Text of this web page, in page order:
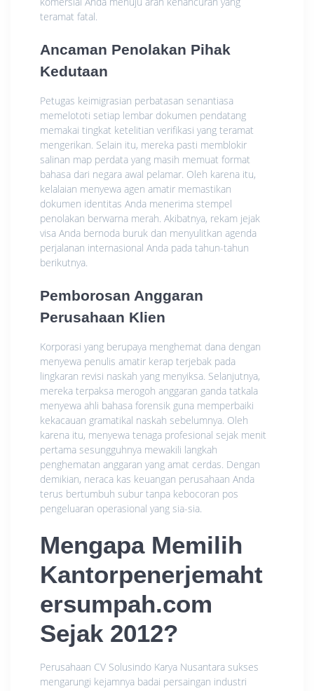
teramat fatal.
Ancaman Penolakan Pihak
Kedutaan
Petugas keimigrasian perbatasan senantiasa
memelototi setiap lembar dokumen pendatang
memakai tingkat ketelitian verifikasi yang teramat
mengerikan. Selain itu, mereka pasti memblokir
salinan map perdata yang masih memuat format
bahasa dari negara awal pelamar. Oleh karena itu,
kelalaian menyewa agen amatir memastikan
dokumen identitas Anda menerima stempel
penolakan berwarna merah. Akibatnya, rekam jejak
visa Anda bernoda buruk dan menyulitkan agenda
perjalanan internasional Anda pada tahun-tahun
berikutnya.
Pemborosan Anggaran
Perusahaan Klien
Korporasi yang berupaya menghemat dana dengan
menyewa penulis amatir kerap terjebak pada
lingkaran revisi naskah yang menyiksa. Selanjutnya,
mereka terpaksa merogoh anggaran ganda tatkala
menyewa ahli bahasa forensik guna memperbaiki
kekacauan gramatikal naskah sebelumnya. Oleh
karena itu, menyewa tenaga profesional sejak menit
pertama sesungguhnya mewakili langkah
penghematan anggaran yang amat cerdas. Dengan
demikian, neraca kas keuangan perusahaan Anda
terus bertumbuh subur tanpa kebocoran pos
pengeluaran operasional yang sia-sia.
Mengapa Memilih
Kantorpenerjemaht
ersumpah.com
Sejak 2012?
Perusahaan CV Solusindo Karya Nusantara sukses
mengarungi kejamnya badai persaingan industri